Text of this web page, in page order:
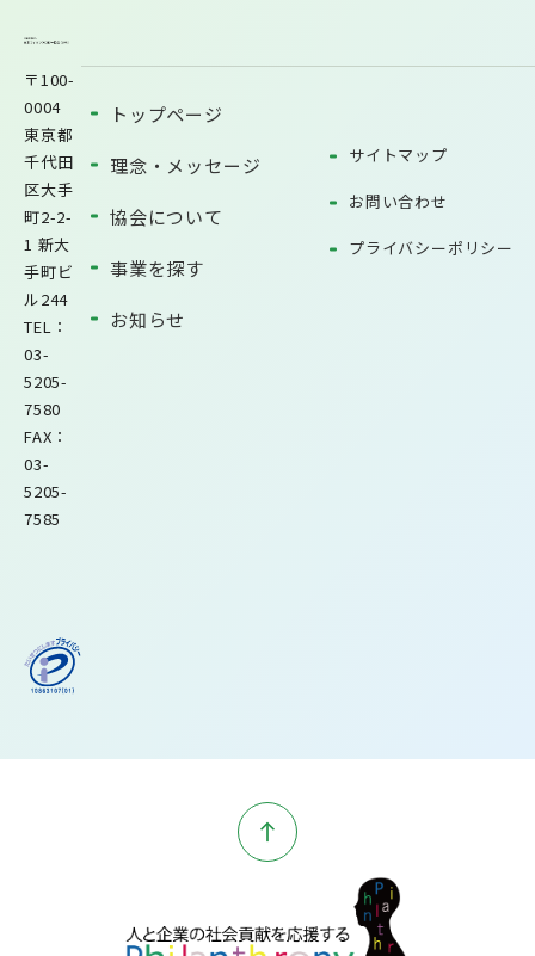
〒100-
0004
東京都
千代田
区大手
町2-2-
1 新大
手町ビ
ル244
TEL：
03-
5205-
7580
FAX：
03-
5205-
7585
トップページ
理念・メッセージ
協会について
事業を探す
お知らせ
サイトマップ
お問い合わせ
プライバシーポリシー